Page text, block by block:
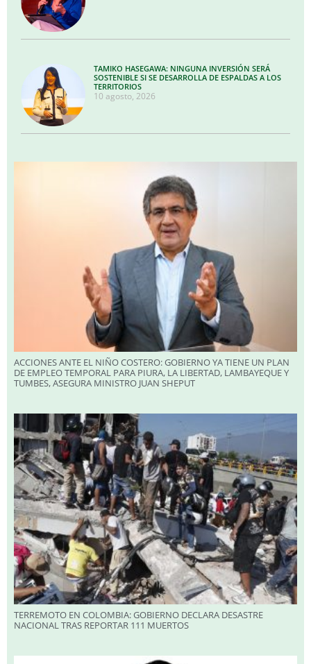
TAMIKO HASEGAWA: NINGUNA INVERSIÓN SERÁ
SOSTENIBLE SI SE DESARROLLA DE ESPALDAS A LOS
TERRITORIOS
10 agosto, 2026
ACCIONES ANTE EL NIÑO COSTERO: GOBIERNO YA TIENE UN PLAN
DE EMPLEO TEMPORAL PARA PIURA, LA LIBERTAD, LAMBAYEQUE Y
TUMBES, ASEGURA MINISTRO JUAN SHEPUT
TERREMOTO EN COLOMBIA: GOBIERNO DECLARA DESASTRE
NACIONAL TRAS REPORTAR 111 MUERTOS